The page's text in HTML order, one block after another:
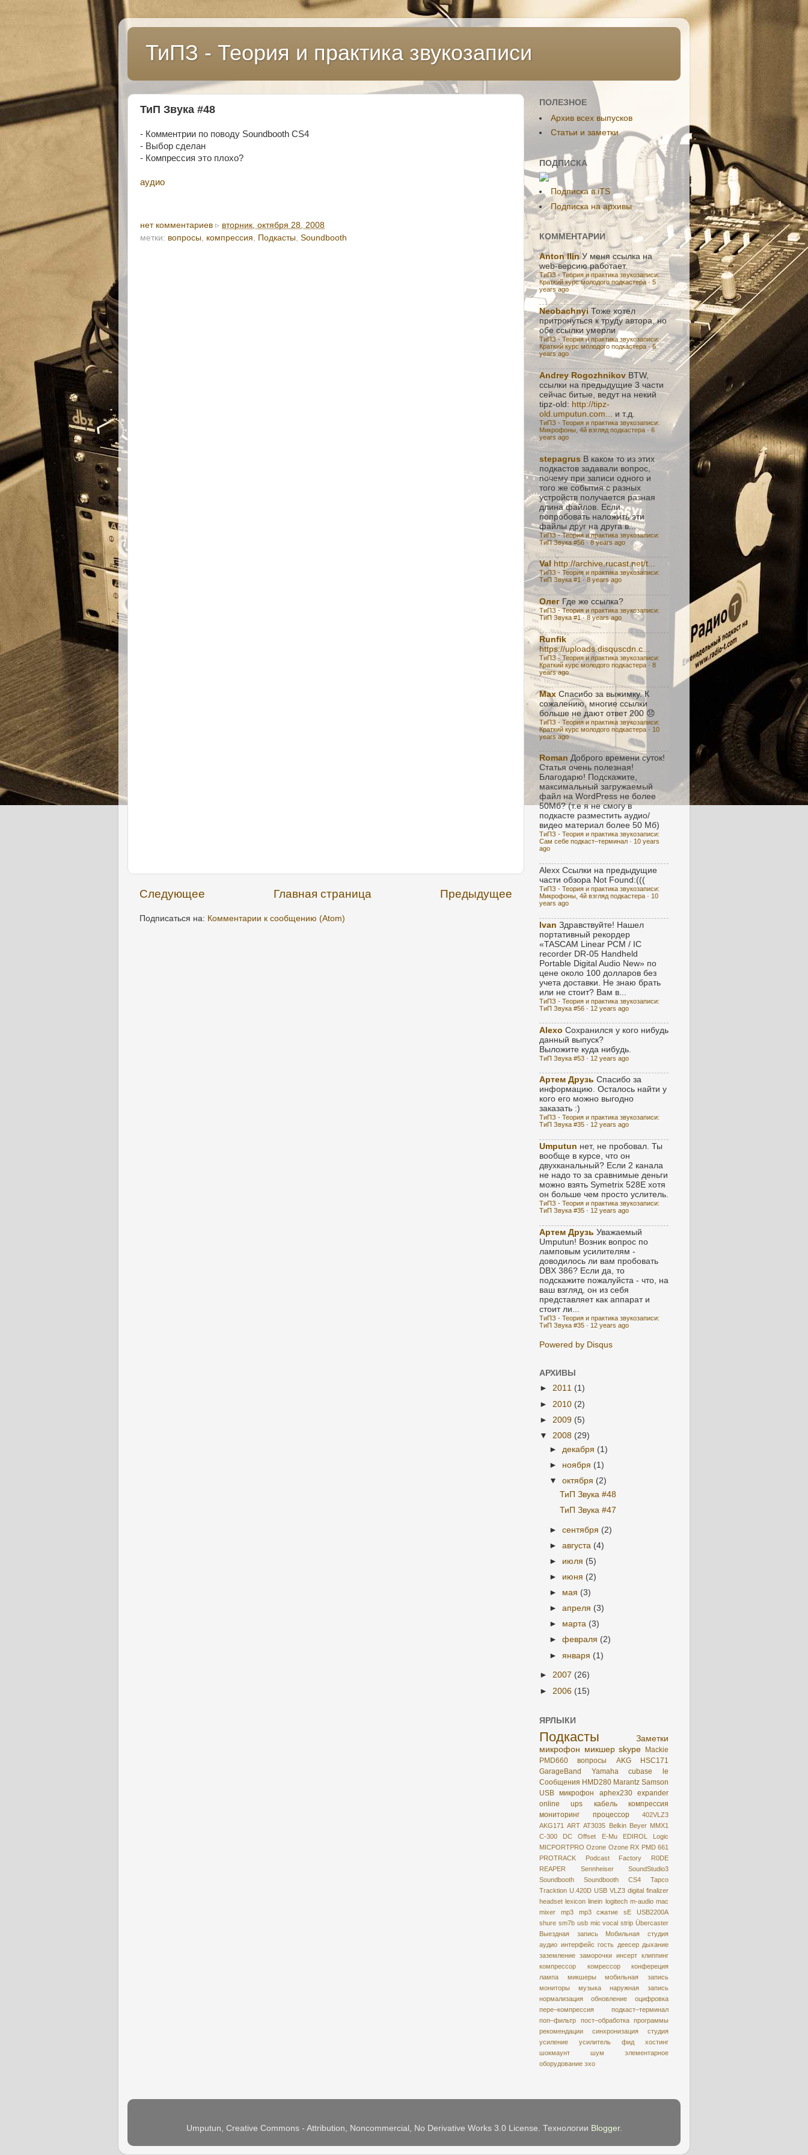
ТиПЗ - Теория и практика звукозаписи
ТиП Звука #48
- Комментрии по поводу Soundbooth CS4
- Выбор сделан
- Компрессия это плохо?
аудио
нет комментариев ▹ вторник, октября 28, 2008
метки: вопросы компрессия Подкасты Soundbooth
Следующее Предыдущее
Главная страница
Подписаться на: Комментарии к сообщению (Atom)
ПОЛЕЗНОЕ
Aрхив всех выпусков
Статьи и заметки
ПОДПИСКА
Подписка в iTS
Подписка на архивы
КОММЕНТАРИИ
Anton Ilin У меня ссылка на
web-версию работает.
ТиПЗ - Теория и практика звукозаписи:
Краткий курс молодого подкастера · 5
years ago
Neobachnyi Тоже хотел
притронуться к труду автора, но
обе ссылки умерли
ТиПЗ - Теория и практика звукозаписи:
Краткий курс молодого подкастера ·6
years ago
Andrey Rogozhnikov BTW,
ссылки на предыдущие 3 части
сейчас битые, ведут на некий
tipz-old: http://tipz-
old.umputun.com...
и т.д.
ТиПЗ - Теория и практика звукозаписи:
Микрофоны, 4й взгляд подкастера · 6
years ago
stepagrus В каком то из этих
подкастов задавали вопрос,
почему при записи одного и
того же события с разных
устройств получается разная
длина файлов. Если
попробовать наложить эти
файлы друг на друга в...
ТиПЗ - Теория и практика звукозаписи:
ТиП Звука #56 ·8 years ago
Val http://archive.rucast.net/t...
ТиПЗ - Теория и практика звукозаписи:
TиП Звука #1 · 8 years ago
Олег Где же ссылка?
ТиПЗ - Теория и практика звукозаписи:
TиП Звука #1 · 8 years ago
Runfik
https://uploads.disquscdn.c...
ТиПЗ - Теория и практика звукозаписи:
Краткий курс молодого подкастера · 8
years ago
Max Спасибо за выжимку. К
сожалению, многие ссылки
больше не дают ответ 200 😞
ТиПЗ - Теория и практика звукозаписи:
Краткий курс молодого подкастера · 10
years ago
Roman Доброго времени суток!
Статья очень полезная!
Благодарю! Подскажите,
максимальный загружаемый
файл на WordPress не более
50Мб? (т.е я не смогу в
подкасте разместить аудио/
видео материал более 50 Мб)
ТиПЗ - Теория и практика звукозаписи:
Сам себе подкаст–терминал · 10 years
ago
Alexx Ссылки на предыдущие
части обзора Not Found:(((
ТиПЗ - Теория и практика звукозаписи:
Микрофоны, 4й взгляд подкастера · 10
years ago
Ivan Здравствуйте! Нашел
портативный рекордер
«TASCAM Linear PCM / IC
recorder DR-05 Handheld
Portable Digital Audio New» по
цене около 100 долларов без
учета доставки. Не знаю брать
или не стоит? Вам в...
ТиПЗ - Теория и практика звукозаписи:
ТиП Звука #56 · 12 years ago
Alexo Сохранился у кого нибудь
данный выпуск?
Выложите куда нибудь.
ТиП Звука #53 · 12 years ago
Артем Друзь Спасибо за
информацию. Осталось найти у
кого его можно выгодно
заказать :)
ТиПЗ - Теория и практика звукозаписи:
ТиП Звука #35 · 12 years ago
Umputun нет, не пробовал. Ты
вообще в курсе, что он
двухканальный? Если 2 канала
не надо то за сравнимые деньги
можно взять Symetrix 528E хотя
он больше чем просто услитель.
ТиПЗ - Теория и практика звукозаписи:
ТиП Звука #35 · 12 years ago
Артем Друзь Уважаемый
Umputun! Возник вопрос по
ламповым усилителям -
доводилось ли вам пробовать
DBX 386? Если да, то
подскажите пожалуйста - что, на
ваш взгляд, он из себя
представляет как аппарат и
стоит ли...
ТиПЗ - Теория и практика звукозаписи:
ТиП Звука #35 · 12 years ago
Powered by Disqus
АРХИВЫ
► 2011 (1)
► 2010 (2)
► 2009 (5)
▼ 2008 (29)
► декабря (1)
► ноября (1)
▼октября (2)
ТиП Звука #48
ТиП Звука #47
►сентября (2)
►августа (4)
► июля (5)
► июня (2)
► мая (3)
►апреля (3)
► марта (3)
►февраля (2)
►января (1)
► 2007 (26)
► 2006 (15)
ЯРЛЫКИ
Подкасты
Заметки
микрофон микшер skype Mackie
PMD660
вопросы
AKG HSC171
GarageBand
Yamaha
cubase le
Сообщения HMD280 Marantz Samson
USB микрофон
aphex230 expander
online
ups кабель
компрессия
мониторинг
процессор
402VLZ3
AKG171
ART AT3035 Belkin Beyer MMX1
C-300
DC Offset E-Mu EDIROL
Logic
MICPORTPRO Ozone Ozone RX PMD 661
PROTRACK
Podcast Factory
R0DE
REAPER
Sennheiser
SoundStudio3
Soundbooth
Soundbooth CS4
Tapco
Tracktion U.420D USB VLZ3 digital finalizer
headset lexicon linein logitech m-audio mac
mixer
mp3 mp3 сжатие
sE USB2200A
shure sm7b usb mic vocal strip Übercaster
Выездная запись
Мобильная студия
аудио интерфейс гость деесер дыхание
заземление заморочки инсерт клиппинг
компрессор
комрессор
конфереция
лампа
микшеры
мобильная запись
мониторы
музыка
наружная запись
нормализация
обновление
оцифровкa
пере–компрессия
подкаст–терминал
поп–фильтр
пост–обработка
программы
рекомендации
синхронизация
студия
усиление
усилитель фид
хостинг
шокмаунт
шум
элементарное
оборудование эхо
Umputun, Creative Commons - Attribution, Noncommercial, No Derivative Works 3.0 License. Технологии Blogger.